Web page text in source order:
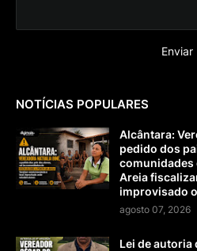
NOTÍCIAS POPULARES
Alcântara:
pedido dos
comunidades
Areia
improvisado
agosto 07, 2026
Lei de autoria